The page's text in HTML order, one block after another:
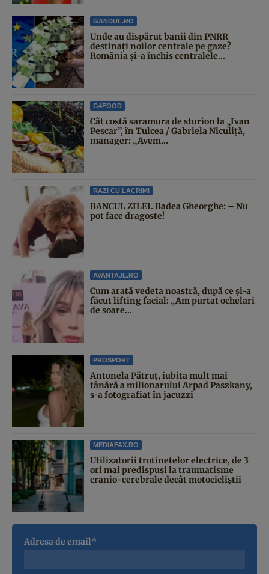
GANDUL.RO
Unde au dispărut banii din PNRR
destinați noilor centrale pe gaze?
România și-a închis centralele...
G4FOOD
Cât costă saramura de sturion la „Ivan
Pescar”, în Tulcea / Gabriela Niculiță,
manager: „Avem...
RAZI CU LACRIMI
BANCUL ZILEI. Badea Gheorghe: – Nu
pot face dragoste!
AVANTAJE.RO
Cum arată vedeta noastră, după ce și-a
făcut lifting facial: „Am purtat ochelari
de soare...
PROSPORT
Antonela Pătruț, iubita mult mai
tânără a milionarului Arpad Paszkany,
s-a fotografiat în jacuzzi
MEDIAFAX.RO
Utilizatorii trotinetelor electrice, de 3
ori mai predispuși la traumatisme
cranio-cerebrale decât motocicliștii
Adresa de email*